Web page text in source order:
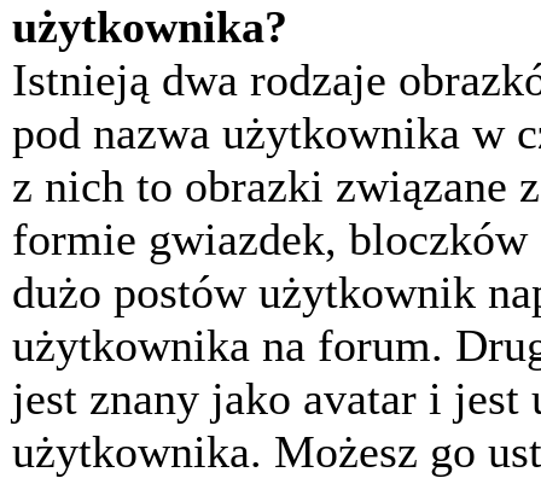
użytkownika?
Istnieją dwa rodzaje
pod nazwa użytkownika w
z nich to obrazki związane
formie gwiazdek,
dużo postów użytkownik
użytkownika na forum.
jest znany jako avatar i jest
użytkownika. Możesz go